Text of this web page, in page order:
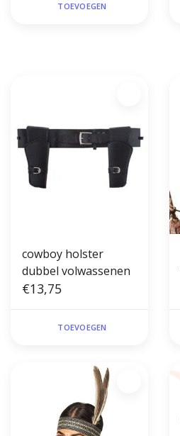
TOEVOEGEN
cowboy holster
dubbel volwassenen
€13,75
TOEVOEGEN